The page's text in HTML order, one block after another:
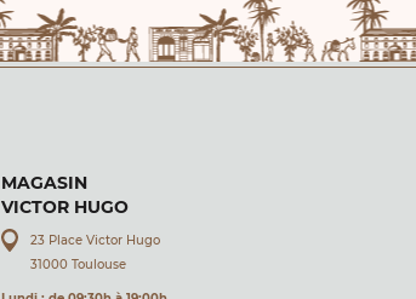
MAGASIN
VICTOR HUGO
23 Place Victor Hugo
31000 Toulouse